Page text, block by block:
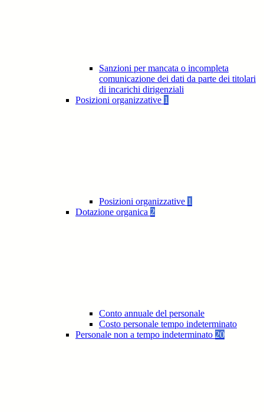
Sanzioni per mancata o incompleta
comunicazione dei dati da parte dei titolari
di incarichi dirigenziali
Posizioni organizzative 1
Posizioni organizzative 1
Dotazione organica 2
Conto annuale del personale
Costo personale tempo indeterminato
Personale non a tempo indeterminato 20